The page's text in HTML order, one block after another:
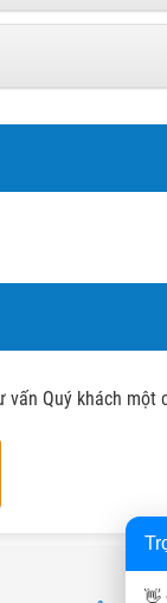
Quý khách một
👋